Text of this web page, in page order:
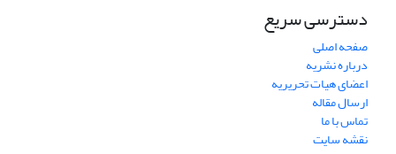
دسترسی سریع
صفحه اصلی
درباره نشریه
اعضای هیات تحریریه
ارسال مقاله
تماس با ما
نقشه سایت